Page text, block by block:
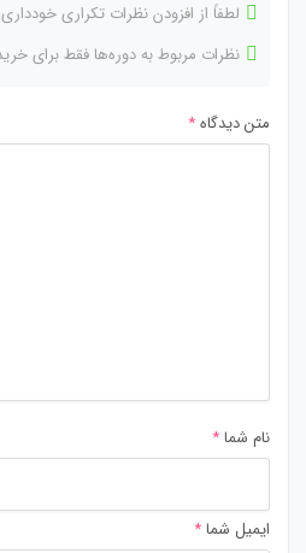
لطفاً از افزودن نظرات تکراری
نظرات مربوط به دوره‌ها فقط برای
متن دیدگاه*
نام شما*
ایمیل شما*